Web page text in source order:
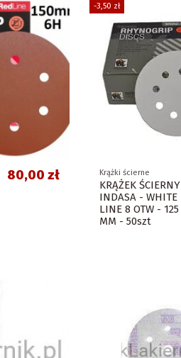
80,00 zł
-3,50 zł
Krążki ścierne
KRĄŻEK ŚCIERNY
INDASA - WHITE
LINE 8 OTW - 125
MM - 50szt